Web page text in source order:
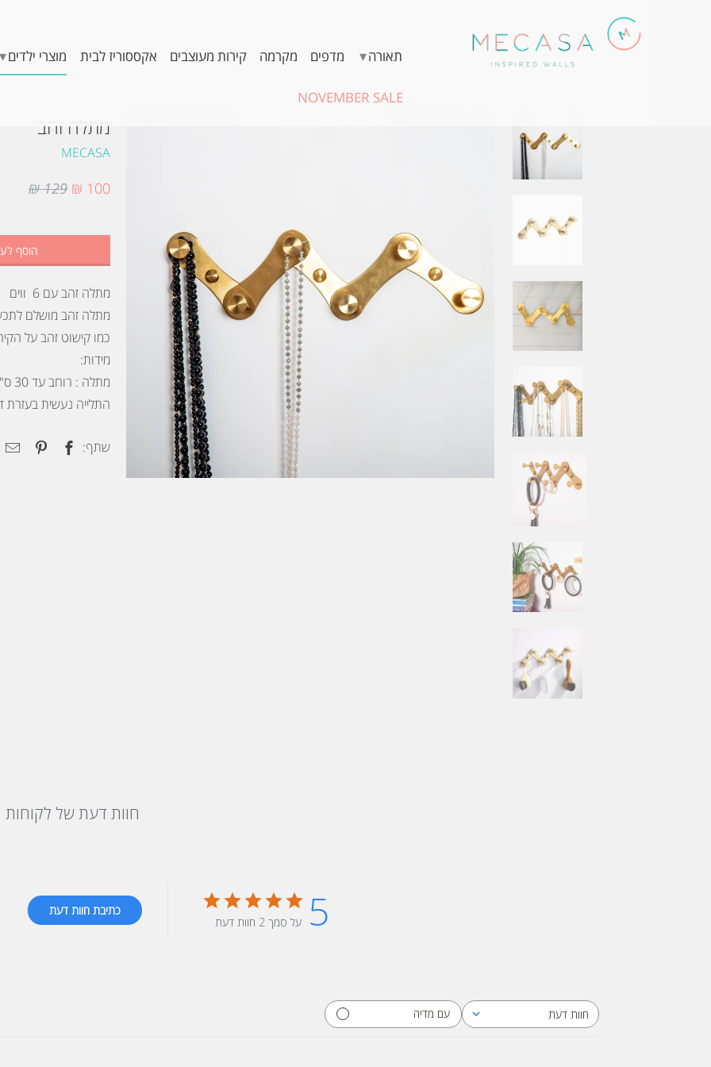
תאורה▾ מדפים מקרמה קירות מעוצבים אקססוריז לבית מוצרי ילדים▾
NOVEMBER SALE
מתלה זהב
MECASA
100 ₪
129 ₪
הוסף
מתלה זהב עם 6 ווים
מתלה זהב מושלם
כמו קישוט זהב על
מידות:
מתלה : רוחב עד 30 ס"מ, גובה 10.5 ס"מ
התלייה נעשית בעזרת
שתף:
חוות דעת של לקוחות
5 על סמך 2 חוות דעת
כתיבת חוות דעת
חוות דעת
כל חוות הדעת עם מדיה